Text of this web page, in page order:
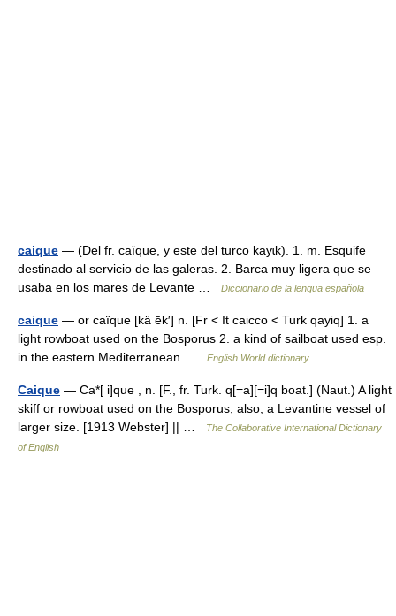
caique — (Del fr. caïque, y este del turco kayɩk). 1. m. Esquife
destinado al servicio de las galeras. 2. Barca muy ligera que se
usaba en los mares de Levante …
Diccionario de la lengua española
caique — or caïque [kä ēk′] n. [Fr < It caicco < Turk qayiq] 1. a
light rowboat used on the Bosporus 2. a kind of sailboat used esp.
in the eastern Mediterranean …
English World dictionary
Caique — Ca*[ i]que , n. [F., fr. Turk. q[=a][=i]q boat.] (Naut.) A light
skiff or rowboat used on the Bosporus; also, a Levantine vessel of
larger size. [1913 Webster] || …
The Collaborative International Dictionary
of English